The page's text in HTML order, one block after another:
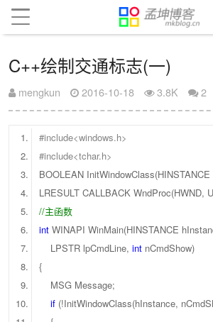
C++绘制交通标志(一)
mengkun 2016-10-18 3.8K 2
#include<windows.h>
#include<tchar.h>
BOOLEAN
LRESULT CALLBACK WndProc(HWND,
//主函数
int WINAPI WinMain(HINSTANCE
LPSTR lpCmdLine,int nCmdShow)
{
MSG Message;
if (!InitWindowClass(hInstance,